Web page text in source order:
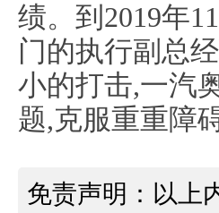
绩。到2019年
门的执行副总
小的打击,一汽
题,克服重重障
免责声明：以上